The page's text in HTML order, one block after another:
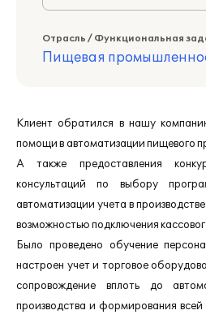
Отрасль / Функциональная
Пищевая
Клиент обратился в нашу
помощи в автоматизации пищевого
А также предоставления
консультаций по выбору
автоматизации учета в
возможностью подключения
Было проведено обучение
настроен учет и торговое
сопровождение вплоть до
производства и формирования всей